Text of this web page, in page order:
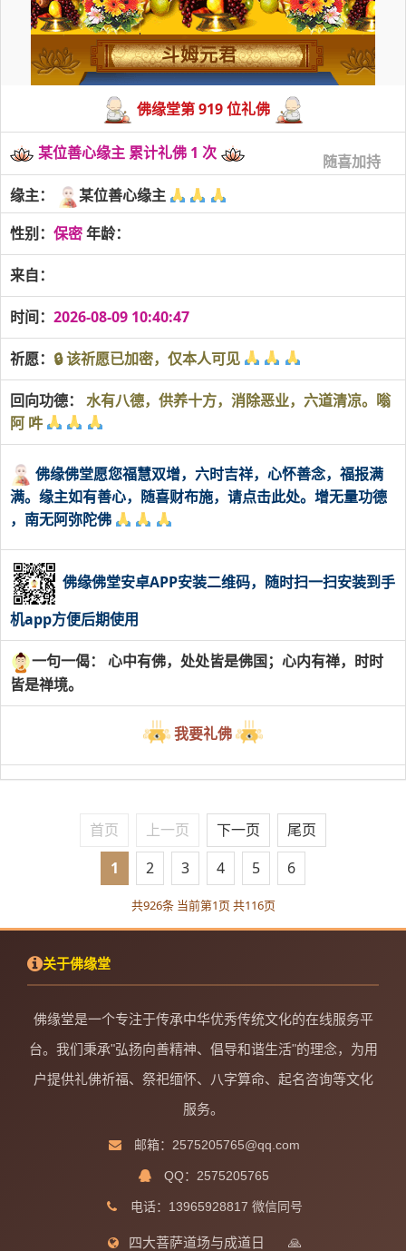
斗姆元君
佛缘堂第 919 位礼佛
某位善心缘主 累计礼佛 1 次 随喜加持
缘主：
某位善心缘主
性别： 保密年龄：
来自：
时间： 2026-08-09 10:40:47
祈愿： 🔒 该祈愿已加密，仅本人可见
回向功德： 水有八德，供养十方，消除恶业，六道清凉。嗡
阿 吽
佛缘佛堂愿您福慧双增，六时吉祥，心怀善念，福报满
满。缘主如有善心，随喜财布施，请点击此处。增无量功德
，南无阿弥陀佛
佛缘佛堂安卓APP安装二维码，随时扫一扫安装到手
机app方便后期使用
一句一偈： 心中有佛，处处皆是佛国；心内有禅，时时
皆是禅境。
我要礼佛
首页 上一页 下一页
尾页
1
2 3 4 5 6
共926条 当前第1页 共116页
关于佛缘堂
佛缘堂是一个专注于传承中华优秀传统文化的在线服务平
台。我们秉承"弘扬向善精神、倡导和谐生活"的理念，为用
户提供礼佛祈福、祭祀缅怀、八字算命、起名咨询等文化
服务。
邮箱：2575205765@qq.com
QQ：2575205765
电话：13965928817 微信同号
四大菩萨道场与成道日 🙏